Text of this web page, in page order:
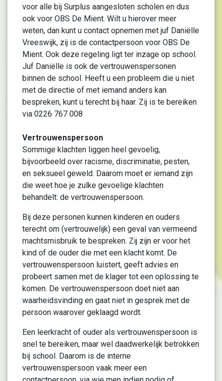
voor alle bij Surplus aangesloten scholen en dus
ook voor OBS De Mient. Wilt u hierover meer
weten, dan kunt u contact opnemen met juf Daniëlle
Vreeswijk, zij is de contactpersoon voor OBS De
Mient. Ook deze regeling ligt ter inzage op school.
Juf Daniëlle is ook de vertrouwenspersonen
binnen de school. Heeft u een probleem die u niet
met de directie of met iemand anders kan
bespreken, kunt u terecht bij haar. Zij is te bereiken
via 0226 767 008
Vertrouwenspersoon
Sommige klachten liggen heel gevoelig,
bijvoorbeeld over racisme, discriminatie, pesten,
en seksueel geweld. Daarom moet er iemand zijn
die weet hoe je zulke gevoelige klachten
behandelt: de vertrouwenspersoon.
Bij deze personen kunnen kinderen en ouders
terecht om (vertrouwelijk) een geval van vermeend
machtsmisbruik te bespreken. Zij zijn er voor het
kind of de ouder die met een klacht komt. De
vertrouwenspersoon luistert, geeft advies en
probeert samen met de klager tot een oplossing te
komen. De vertrouwenspersoon doet niet aan
waarheidsvinding en gaat niet in gesprek met de
persoon waarover geklaagd wordt.
Een leerkracht of ouder als vertrouwenspersoon is
snel te bereiken, maar wel daadwerkelijk betrokken
bij school. Daarom is de interne
vertrouwenspersoon vaak meer een